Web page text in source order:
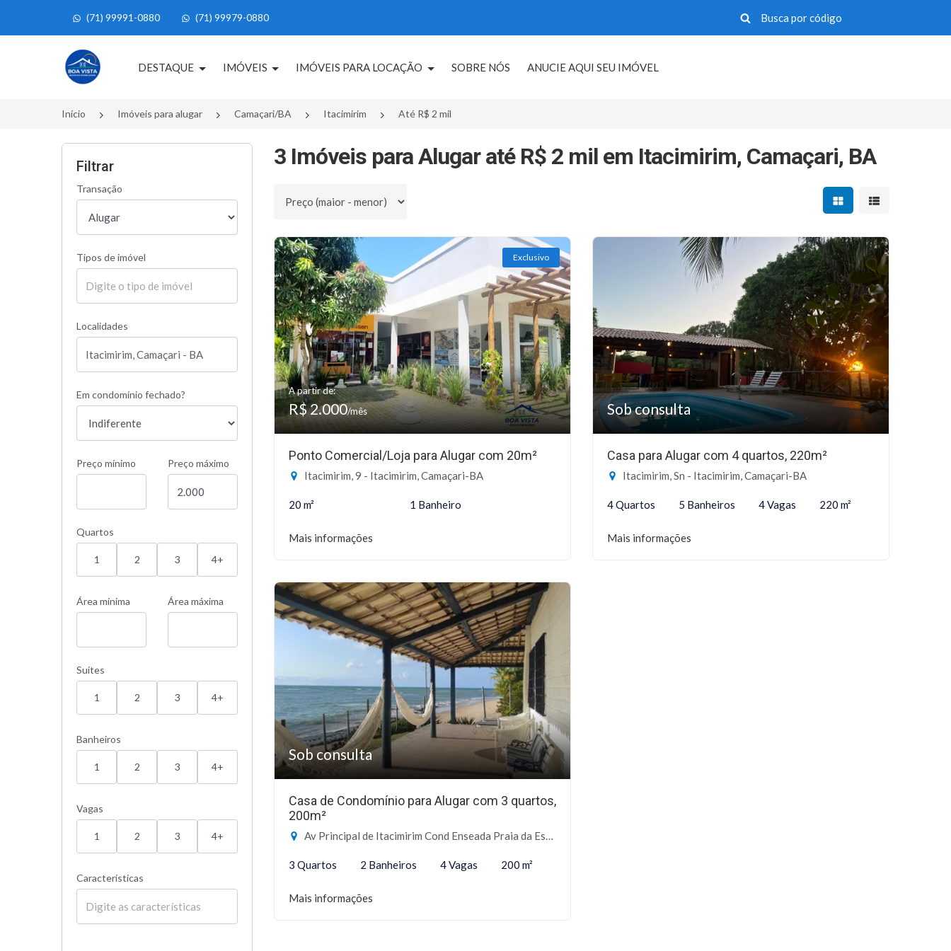
(71) 99991-0880 (71) 99979-0880
Página inicial
DESTAQUE IMÓVEIS IMÓVEIS PARA LOCAÇÃO SOBRE NÓS ANUCIE AQUI SEU IMÓVEL
Início Imóveis para alugar Camaçari/BA Itacimirim Até R$ 2 mil
Filtrar
Transação
Tipos de imóvel
Localidades
Em condomínio fechado?
Preço mínimo Preço máximo
Quartos
1 2 3 4+
Área mínima Área máxima
Suítes
1 2 3 4+
Banheiros
1 2 3 4+
Vagas
1 2 3 4+
Características
3 Imóveis para Alugar até R$ 2 mil em Itacimirim, Camaçari, BA
Ordenar por Mostrar resultados em
Mostrar
Exclusivo
A partir de:
R$ 2.000/mês
Ponto Comercial/Loja para Alugar com 20m²
Itacimirim, 9 - Itacimirim, Camaçari-BA
20 m² 1 Banheiro
Mais informações
Sob consulta
Casa para Alugar com 4 quartos, 220m²
Itacimirim, Sn - Itacimirim, Camaçari-BA
4 Quartos 5 Banheiros 4 Vagas 220 m²
Mais informações
Sob consulta
Casa de Condomínio para Alugar com 3 quartos,
200m²
Av Principal de Itacimirim Cond Enseada Praia da Espera, Sn - Itacimirim, Camaçari-BA
3 Quartos 2 Banheiros 4 Vagas 200 m²
Mais informações